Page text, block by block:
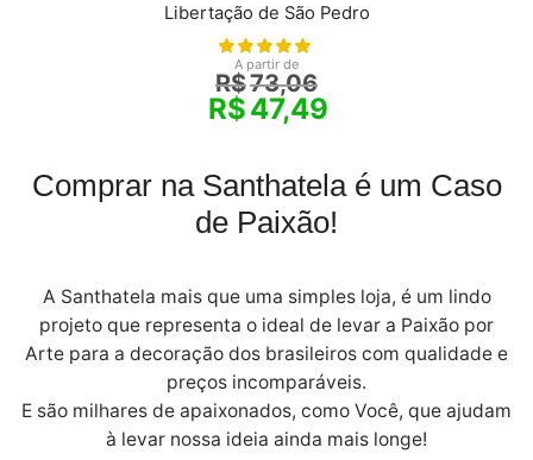
Libertação de São Pedro
A partir de
R$73,06
R$47,49
Comprar na Santhatela é um Caso
de Paixão!
A Santhatela mais que uma simples loja, é um lindo
projeto que representa o ideal de levar a Paixão por
Arte para a decoração dos brasileiros com qualidade e
preços incomparáveis.
E são milhares de apaixonados, como Você, que ajudam
à levar nossa ideia ainda mais longe!